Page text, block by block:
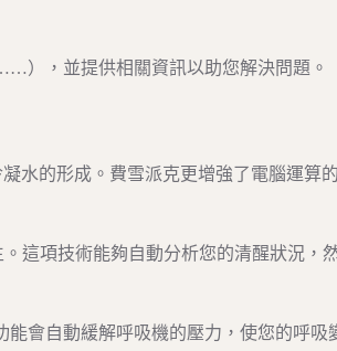
），並提供相關資訊以助您解決問題。
水的形成。費雪派克更增強了電腦運算
這項技術能夠自動分析您的清醒狀況，
會自動緩解呼吸機的壓力，使您的呼吸